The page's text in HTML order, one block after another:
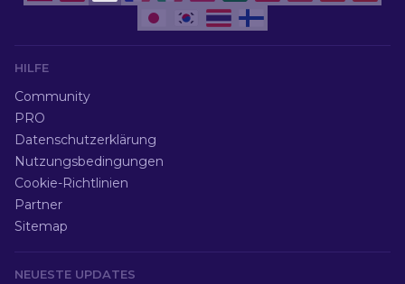
HILFE
Community
PRO
Datenschutzerklärung
Nutzungsbedingungen
Cookie-Richtlinien
Partner
Sitemap
NEUESTE UPDATES